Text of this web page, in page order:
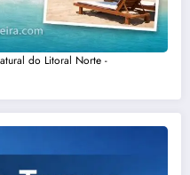
do Litoral Norte -